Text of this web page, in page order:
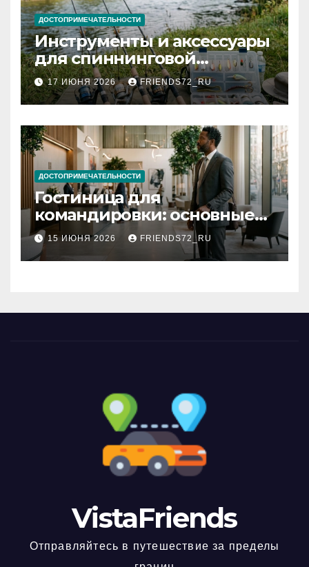
ДОСТОПРИМЕЧАТЕЛЬНОСТИ
Инструменты и аксессуары
для спиннинговой
рыбалки: назначение и
типы
17 ИЮНЯ 2026 FRIENDS72_RU
ДОСТОПРИМЕЧАТЕЛЬНОСТИ
Гостиница для
командировки: основные
критерии выбора
15 ИЮНЯ 2026 FRIENDS72_RU
VistaFriends
Отправляйтесь в путешествие за пределы